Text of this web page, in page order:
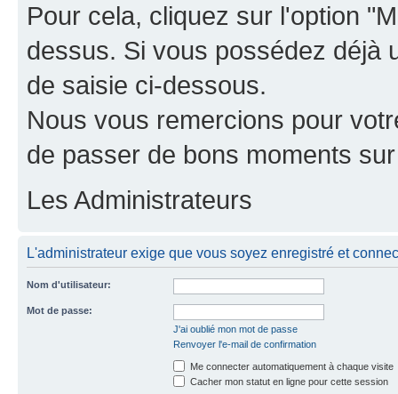
Pour cela, cliquez sur l'option
dessus. Si vous possédez déjà
de saisie ci-dessous.
Nous vous remercions pour
de passer de bons moments
Les Administrateurs
L'administrateur exige que vous soyez enregistré et
Nom d'utilisateur:
Mot de passe:
J'ai oublié mon mot de passe
Renvoyer l'e-mail de confirmation
Me connecter automatiquement à chaque visite
Cacher mon statut en ligne pour cette session